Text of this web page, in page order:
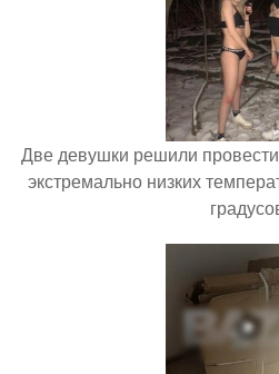
Две девушки решили
экстремально низких